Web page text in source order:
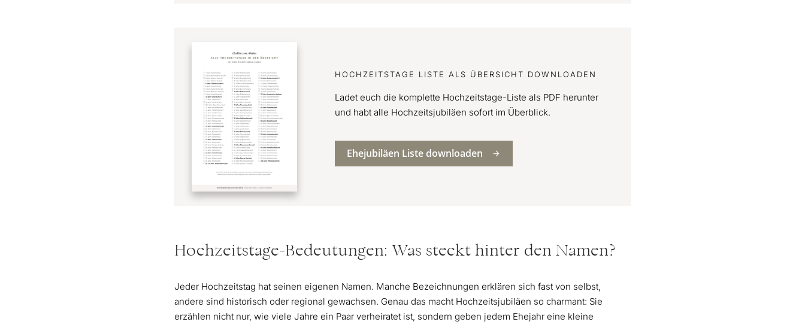
HOCHZEITSTAGE LISTE ALS ÜBERSICHT DOWNLOADEN
Ladet euch die komplette Hochzeitstage-Liste als PDF herunter
und habt alle Hochzeitsjubiläen sofort im Überblick.
Ehejubiläen Liste downloaden
Hochzeitstage-Bedeutungen: Was steckt hinter den Namen?
Jeder Hochzeitstag hat seinen eigenen Namen. Manche Bezeichnungen erklären sich fast von selbst,
andere sind historisch oder regional gewachsen. Genau das macht Hochzeitsjubiläen so charmant: Sie
erzählen nicht nur, wie viele Jahre ein Paar verheiratet ist, sondern geben jedem Ehejahr eine kleine